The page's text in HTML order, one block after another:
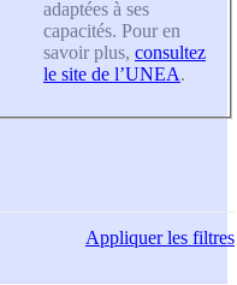
adaptées à ses
capacités. Pour en
savoir plus, consultez
le site de l’UNEA.
Appliquerles filtres